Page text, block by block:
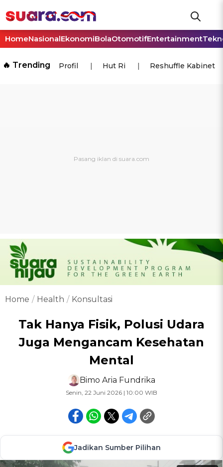
HomeNasionalEkonomiBolaOtomotifEntertainment
🔥 Trending Profil Hut Ri Reshuffle Kabinet
Home Health Konsultasi
Tak Hanya Fisik, Polusi Udara
Juga Mengancam Kesehatan
Mental
Bimo Aria Fundrika
Senin, 22 Juni 2026 | 10:00 WIB
Jadikan Sumber Pilihan